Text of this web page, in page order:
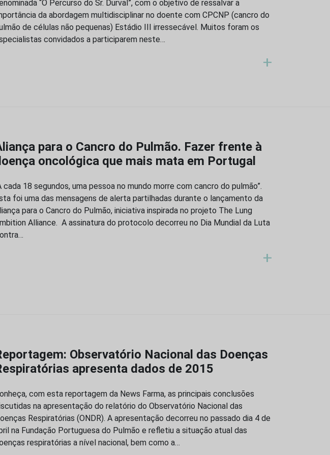
“O Percurso do Sr. Durval”, com o objetivo de ressalvar a
da abordagem multidisciplinar no doente com CPCNP (cancro do
de células não pequenas) Estádio III irressecável. Muitos foram os
convidados a participarem neste…
+
para o Cancro do Pulmão. Fazer frente à
oncológica que mais mata em Portugal
cada 18 segundos, uma pessoa no mundo morre com cancro do pulmão”.
foi uma das mensagens de alerta partilhadas durante o lançamento da
para o Cancro do Pulmão, iniciativa inspirada no projeto The Lung
Alliance. A assinatura do protocolo decorreu no Dia Mundial da Luta
+
Observatório Nacional das Doenças
apresenta dados de 2015
com esta reportagem da News Farma, as principais conclusões
na apresentação do relatório do Observatório Nacional das
Respiratórias (ONDR). A apresentação decorreu no passado dia 4 de
na Fundação Portuguesa do Pulmão e refletiu a situação atual das
respiratórias a nível nacional, bem como a…